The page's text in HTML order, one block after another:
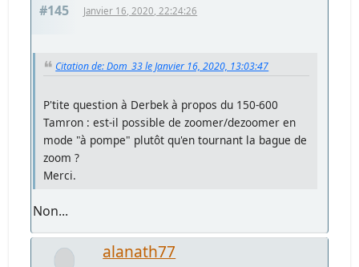
#145 Janvier 16, 2020, 22:24:26
Citation de: Dom_33 le Janvier 16, 2020, 13:03:47
P'tite question à Derbek à propos du 150-600
Tamron : est-il possible de zoomer/dezoomer en
mode "à pompe" plutôt qu'en tournant la bague de
zoom ?
Merci.
Non...
alanath77